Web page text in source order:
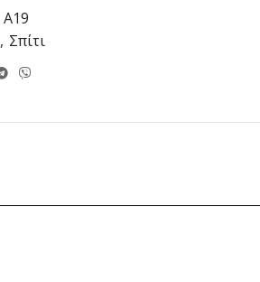
A19
, Σπίτι